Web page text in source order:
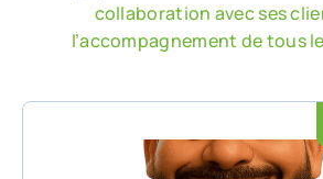
collaboration avec ses
l’accompagnement de tous